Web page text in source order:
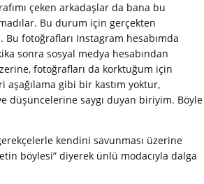
çeken arkadaşlar da bana bu
Bu durum için gerçekten
fotoğrafları Instagram hesabımda
sonra sosyal medya hesabından
fotoğrafları da korktuğum için
aşağılama gibi bir kastım yoktur,
düşüncelerine saygı duyan biriyim. Böyle
kendini savunması üzerine
böylesi” diyerek ünlü modacıyla dalga